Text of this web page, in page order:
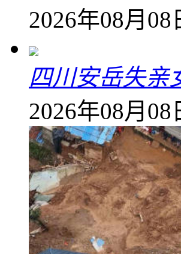
2026年08月08
四川安岳失亲
2026年08月08